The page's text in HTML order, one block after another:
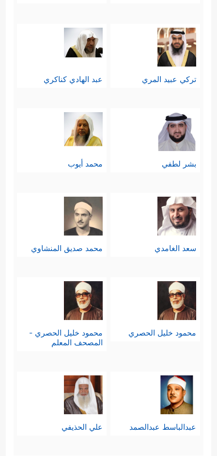
تركي عبيد المري عبد الهادي كناكري
بشر لطفي محمد أيوب
سعد الغامدي محمد صديق المنشاوي
محمود خليل الحصري
محمود خليل الحصري -
المصحف المعلم
عبدالباسط عبدالصمد علي الحذيفي